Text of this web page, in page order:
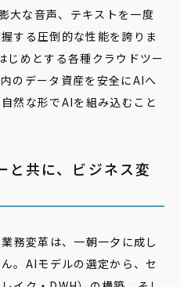
大な音声、テキストを一度
する圧倒的な性能を誇りま
めとする各種クラウドツー
のデータ資産を安全にAIへ
然な形でAIを組み込むこと
と共に、ビジネス変
務変革は、一朝一夕に成し
。AIモデルの選定から、セ